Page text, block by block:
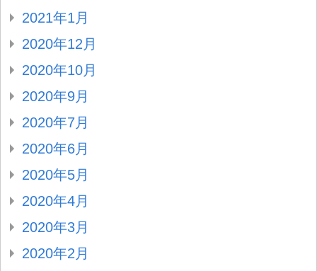
2021年1月
2020年12月
2020年10月
2020年9月
2020年7月
2020年6月
2020年5月
2020年4月
2020年3月
2020年2月